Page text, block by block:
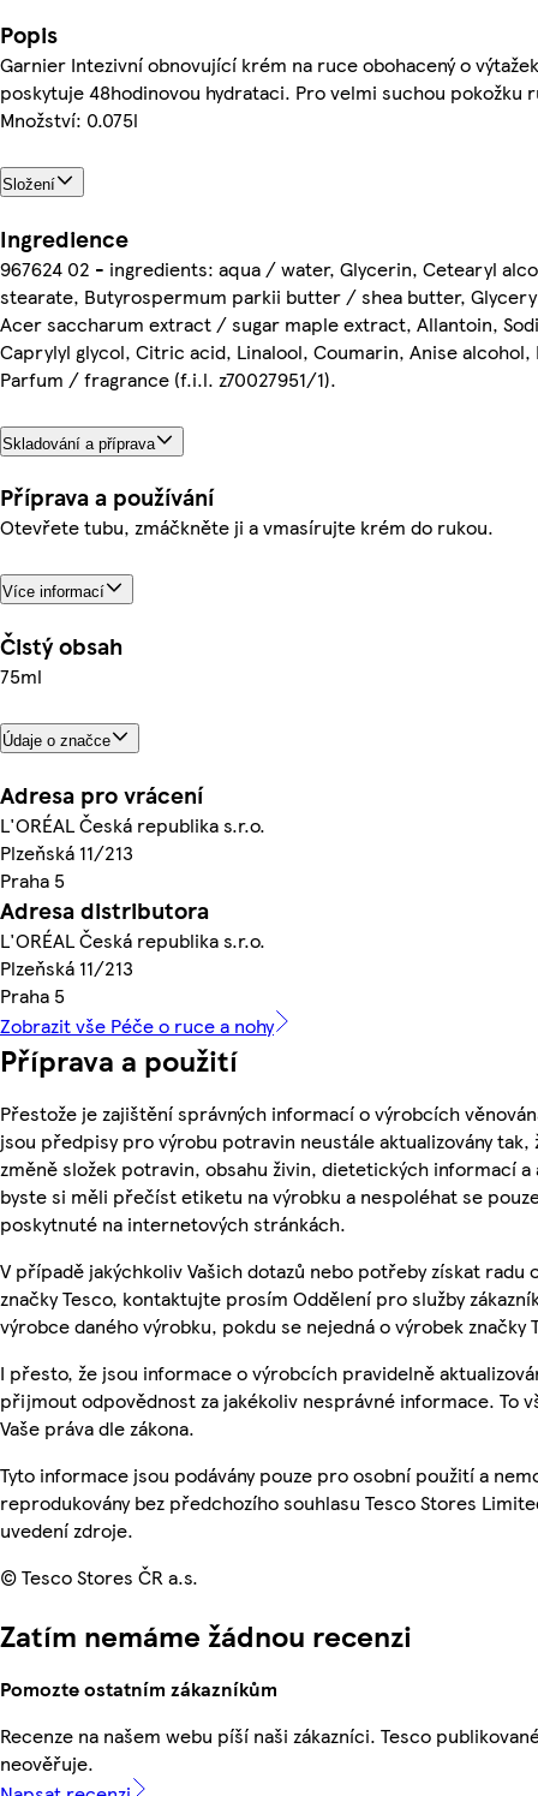
Popis
Garnier Intezivní obnovující krém na ruce obohacený o
poskytuje 48hodinovou hydrataci. Pro velmi suchou pokožku
Množství: 0.075l
Složení
Ingredience
967624 02 - ingredients: aqua / water, Glycerin, Cetearyl
stearate, Butyrospermum parkii butter / shea butter,
Acer saccharum extract / sugar maple extract, Allantoin,
Caprylyl glycol, Citric acid, Linalool, Coumarin, Anise alcohol,
Parfum / fragrance (f.i.l. z70027951/1).
Skladování a příprava
Příprava a používání
Otevřete tubu, zmáčkněte ji a vmasírujte krém do rukou.
Více informací
Čistý obsah
75ml
Údaje o značce
Adresa pro vrácení
L'ORÉAL Česká republika s.r.o.
Plzeňská 11/213
Praha 5
Adresa distributora
L'ORÉAL Česká republika s.r.o.
Plzeňská 11/213
Praha 5
Zobrazit vše Péče o ruce a nohy
Příprava a použití
Přestože je zajištění správných informací o výrobcích
jsou předpisy pro výrobu potravin neustále aktualizovány tak,
změně složek potravin, obsahu živin, dietetických informací a
byste si měli přečíst etiketu na výrobku a nespoléhat se
poskytnuté na internetových stránkách.
V případě jakýchkoliv Vašich dotazů nebo potřeby získat radu
značky Tesco, kontaktujte prosím Oddělení pro služby
výrobce daného výrobku, pokdu se nejedná o výrobek značky
I přesto, že jsou informace o výrobcích pravidelně
přijmout odpovědnost za jakékoliv nesprávné informace. To
Vaše práva dle zákona.
Tyto informace jsou podávány pouze pro osobní použití a
reprodukovány bez předchozího souhlasu Tesco Stores
uvedení zdroje.
© Tesco Stores ČR a.s.
Zatím nemáme žádnou recenzi
Pomozte ostatním zákazníkům
Recenze na našem webu píší naši zákazníci. Tesco
neověřuje.